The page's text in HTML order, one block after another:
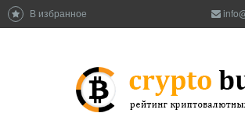
В избранное